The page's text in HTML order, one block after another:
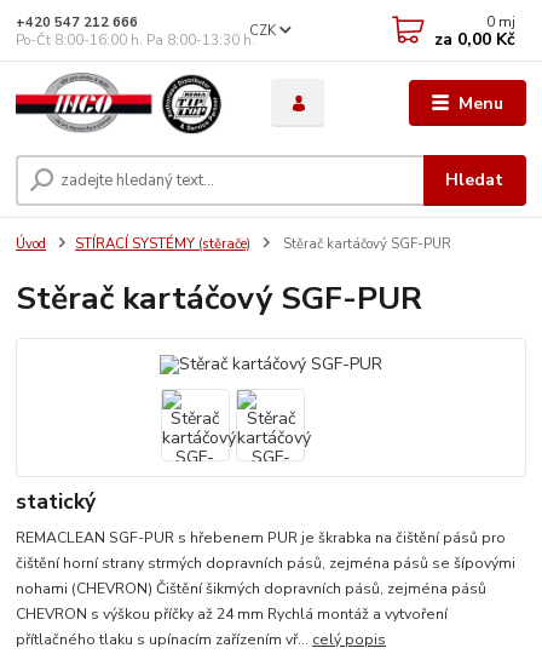
Menu
CZK
Hledat
+420 547 212 666
Po-Čt 8:00-16:00 h. Pa 8:00-13:30 h.
0 mj
za 0,00 Kč
Úvod STÍRACÍ SYSTÉMY (stěrače) Stěrač kartáčový SGF-PUR
Stěrač kartáčový SGF-PUR
statický
REMACLEAN SGF-PUR s hřebenem PUR je škrabka na čištění pásů pro
čištění horní strany strmých dopravních pásů, zejména pásů se šípovými
nohami (CHEVRON) Čištění šikmých dopravních pásů, zejména pásů
CHEVRON s výškou příčky až 24 mm Rychlá montáž a vytvoření
přítlačného tlaku s upínacím zařízením vř... celý popis